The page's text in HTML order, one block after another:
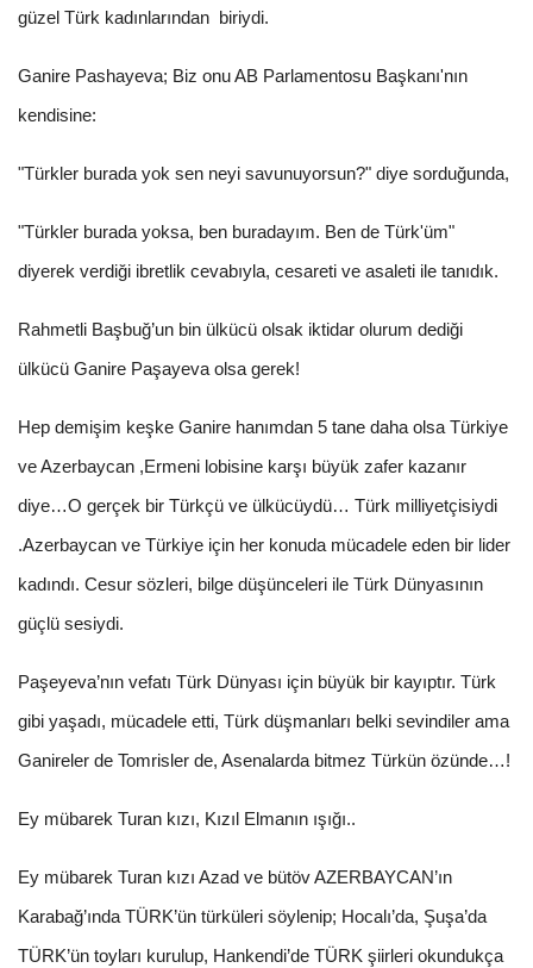
güzel Türk kadınlarından biriydi.
Ganire Pashayeva; Biz onu AB Parlamentosu Başkanı'nın
kendisine:
"Türkler burada yok sen neyi savunuyorsun?" diye sorduğunda,
"Türkler burada yoksa, ben buradayım. Ben de Türk'üm"
diyerek verdiği ibretlik cevabıyla, cesareti ve asaleti ile tanıdık.
Rahmetli Başbuğ’un bin ülkücü olsak iktidar olurum dediği
ülkücü Ganire Paşayeva olsa gerek!
Hep demişim keşke Ganire hanımdan 5 tane daha olsa Türkiye
ve Azerbaycan ,Ermeni lobisine karşı büyük zafer kazanır
diye…O gerçek bir Türkçü ve ülkücüydü… Türk milliyetçisiydi
.Azerbaycan ve Türkiye için her konuda mücadele eden bir lider
kadındı. Cesur sözleri, bilge düşünceleri ile Türk Dünyasının
güçlü sesiydi.
Paşeyeva’nın vefatı Türk Dünyası için büyük bir kayıptır. Türk
gibi yaşadı, mücadele etti, Türk düşmanları belki sevindiler ama
Ganireler de Tomrisler de, Asenalarda bitmez Türkün özünde…!
Ey mübarek Turan kızı, Kızıl Elmanın ışığı..
Ey mübarek Turan kızı Azad ve bütöv AZERBAYCAN’ın
Karabağ’ında TÜRK’ün türküleri söylenip; Hocalı’da, Şuşa’da
TÜRK’ün toyları kurulup, Hankendi’de TÜRK şiirleri okundukça